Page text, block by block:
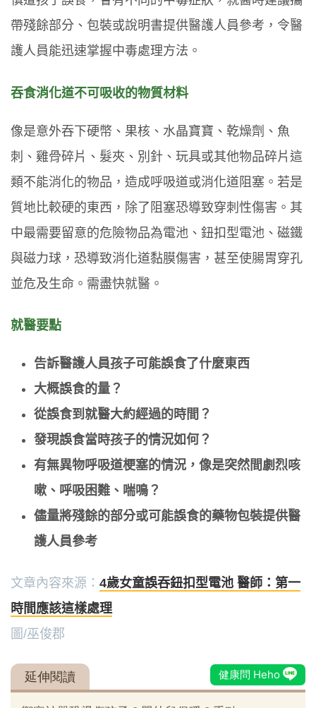
帶殘餘部分、包裝或說明書提供醫護人員參考，令醫
護人員能迅速掌握中毒處理方法。
吞食消化道不可吸收的物質材料
像是意外吞下硬幣、果核、水晶寶寶、乾燥劑、魚
刺、雞骨碎片、髮夾、別針、玩具或其他物品碎片這
類不能消化的物品，造成呼吸道或消化道阻塞。若是
質地比較硬的東西，除了阻塞恐導致穿刺性傷害。其
中最需要留意的危險物品為電池、鈕扣型電池、磁鐵
與磁力球，恐導致消化道黏膜傷害，甚至使腸胃穿孔
並危及生命。需盡快就醫。
就醫要點
告訴醫護人員孩子可能誤食了什麼東西
大概誤食的量？
從誤食到就醫大約經過的時間？
發現誤食當時孩子的情況如何？
有無異物呼吸道梗塞的情況，像是突然間劇烈咳
嗽、呼吸困難、喘鳴？
儘量將殘餘的部分或可能誤食的藥物包裝提供醫
護人員參考
文章內容來源： 4歲女童誤吞鈕扣型電池 醫師：第一
時間應該這樣處理
圖/巫俊郡